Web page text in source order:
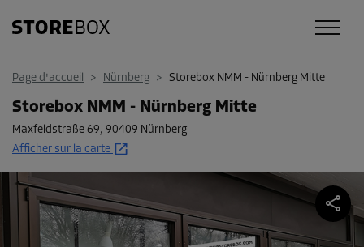
Page d'accueil > Nürnberg > Storebox NMM - Nürnberg Mitte
Storebox NMM - Nürnberg Mitte
Maxfeldstraße 69, 90409 Nürnberg
Afficher sur la carte